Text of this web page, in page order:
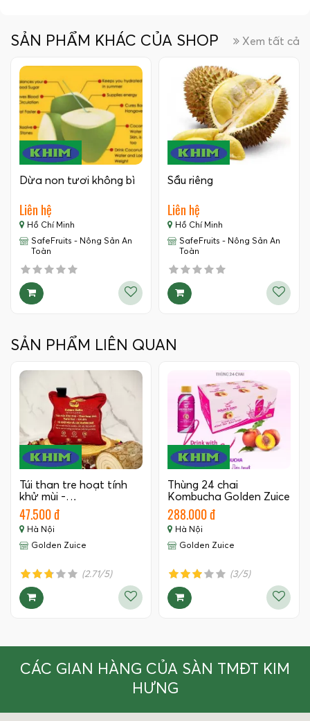
SẢN PHẨM KHÁC CỦA SHOP Xem tất cả
Dừa non tươi không bì
Liên hệ
Hồ Chí Minh
SafeFruits - Nông Sản An
Toàn
Sầu riêng
Liên hệ
Hồ Chí Minh
SafeFruits - Nông Sản An
Toàn
SẢN PHẨM LIÊN QUAN
Túi than tre hoạt tính
khử mùi -…
47.500 đ
Hà Nội
Golden Zuice
(2.71/5)
Thùng 24 chai
Kombucha Golden Zuice
350 ML
288.000 đ
Hà Nội
Golden Zuice
(3/5)
CÁC GIAN HÀNG CỦA SÀN TMĐT KIM
HƯNG